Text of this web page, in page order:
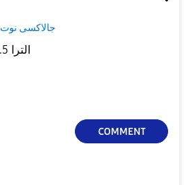
جالاكسى نوت
متى ينزل تحديث s22 الترا 8.5
COMMENT